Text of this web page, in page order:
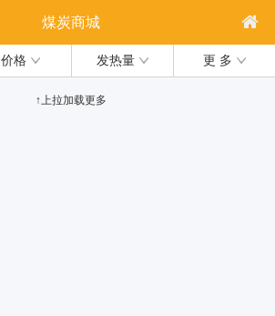
煤炭商城
价格 发热量 更 多
↑上拉加载更多